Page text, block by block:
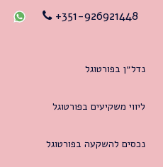
351-926921448+
נדל״ן בפורטוגל
ליווי משקיעים בפורטוגל
נכסים להשקעה בפורטוגל